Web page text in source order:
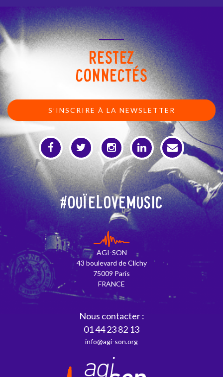
RESTEZ
CONNECTÉS
S’INSCRIRE À LA NEWSLETTER
#OuïeLoveMusic
AGI-SON
43 boulevard de Clichy
75009 Paris
FRANCE
Nous contacter :
01 44 23 82 13
info@agi-son.org